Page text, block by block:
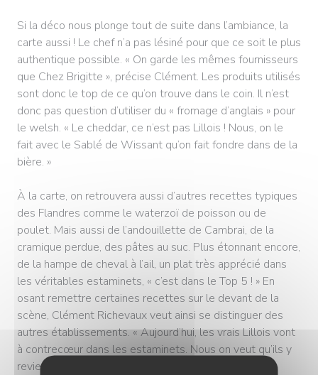
Si la déco nous plonge tout de suite dans l’ambiance, la
carte aussi ! Le chef n’a pas lésiné pour que ce soit le plus
authentique possible. « On garde les mêmes fournisseurs
que Chez Brigitte », précise Clément. Les produits utilisés
sont donc le top de ce qu’on trouve dans le coin. Il n’est
donc pas question d’utiliser du « fromage d’anglais » pour
le welsh. « Le cheddar, ce n’est pas Lillois ! Nous, on le
fait avec le Sablé de Wissant qu’on fait fondre dans de la
bière. »
À la carte, on retrouvera aussi d’autres recettes typiques
des Flandres comme le waterzoï de poisson ou de
poulet. Mais aussi de l’andouillette de Cambrai, de la
cramique perdue, des pâtes au suc. Plus étonnant encore,
de la hampe de cheval à l’ail, un plat très apprécié dans
les véritables estaminets, « c’est dans le Top 5 ! » En
osant remettre certaines recettes sur le devant de la
scène, Clément Richevaux veut ainsi se distinguer des
autres établissements. « Aujourd’hui, les vrais Lillois vont
à contrecœur dans les estaminets. Nous on veut qu’ils y
reviennent avec plaisir. »